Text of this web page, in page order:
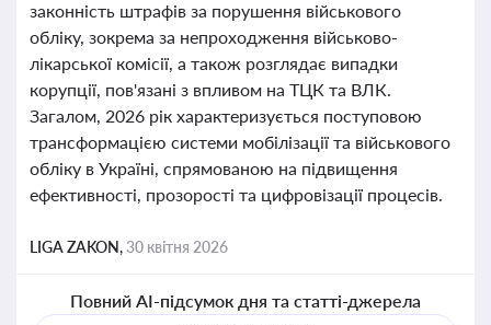
законність штрафів за порушення військового
обліку, зокрема за непроходження військово-
лікарської комісії, а також розглядає випадки
корупції, пов'язані з впливом на ТЦК та ВЛК.
Загалом, 2026 рік характеризується поступовою
трансформацією системи мобілізації та військового
обліку в Україні, спрямованою на підвищення
ефективності, прозорості та цифровізації процесів.
LIGA ZAKON,30 квітня 2026
Повний AI-підсумок дня та статті-джерела